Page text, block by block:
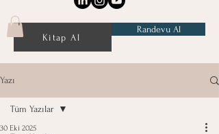
Kitap Al
Randevu Al
Yazı
Tüm Yazılar
30 Eki 2025